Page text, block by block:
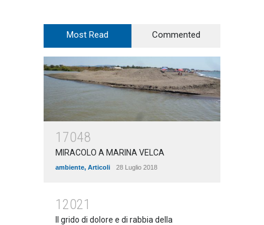
Most Read Commented
17048
MIRACOLO A MARINA VELCA
ambiente, Articoli 28 Luglio 2018
12021
Il grido di dolore e di rabbia della